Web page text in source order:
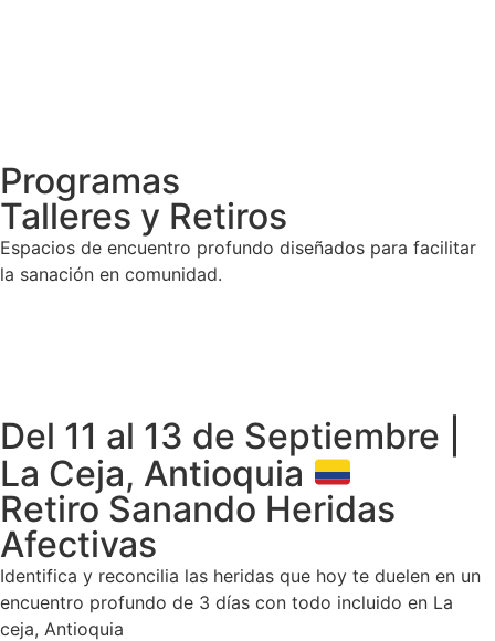
Programas
Talleres y Retiros
Espacios de encuentro profundo diseñados para facilitar
la sanación en comunidad.
Del 11 al 13 de Septiembre |
La Ceja, Antioquia
Retiro Sanando Heridas
Afectivas
Identifica y reconcilia las heridas que hoy te duelen en un
encuentro profundo de 3 días con todo incluido en La
ceja, Antioquia